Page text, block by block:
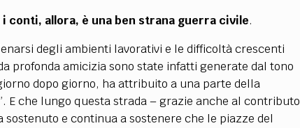
conti, allora, è una ben strana guerra civile.
degli ambienti lavorativi e le difficoltà crescenti
profonda amicizia sono state infatti generate dal tono
dopo giorno, ha attribuito a una parte della
E che lungo questa strada – grazie anche al contributo
sostenuto e continua a sostenere che le piazze del